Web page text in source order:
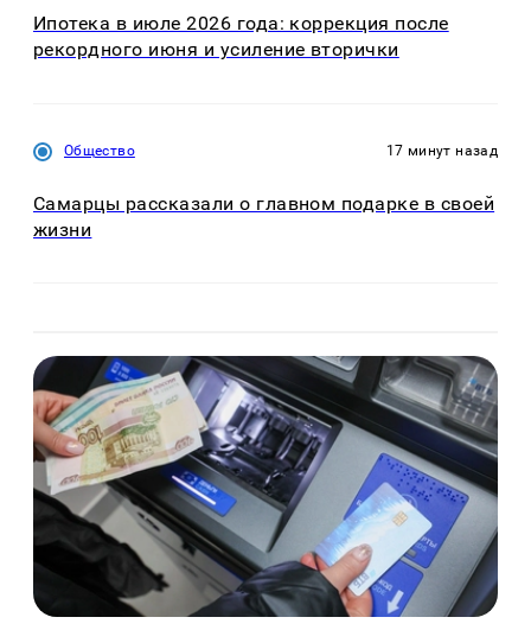
Ипотека в июле 2026 года: коррекция после
рекордного июня и усиление вторички
Общество 17 минут назад
Самарцы рассказали о главном подарке в своей
жизни